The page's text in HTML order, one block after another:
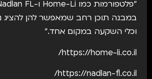
במבנה תוכן רחב שמאפשר להן להציג
וכלי השקעה במקום אחד."
https://home-li.co.il/
https://nadlan-fl.co.il/